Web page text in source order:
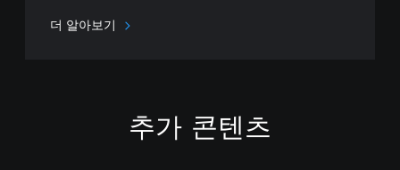
더 알아보기
추가 콘텐츠